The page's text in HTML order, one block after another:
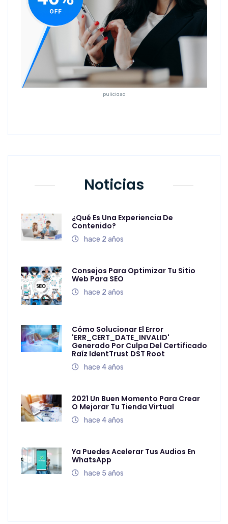
pulicidad
Noticias
¿Qué Es Una Experiencia De
Contenido?
hace 2 años
Consejos Para Optimizar Tu Sitio
Web Para SEO
hace 2 años
Cómo Solucionar El Error
'ERR_CERT_DATE_INVALID'
Generado Por Culpa Del Certificado
Raíz IdentTrust DST Root
hace 4 años
2021 Un Buen Momento Para Crear
O Mejorar Tu Tienda Virtual
hace 4 años
Ya Puedes Acelerar Tus Audios En
WhatsApp
hace 5 años